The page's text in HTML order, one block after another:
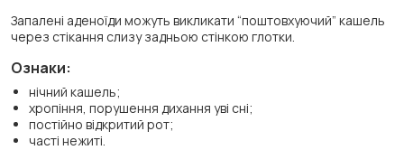
Запалені аденоїди можуть викликати “поштовхуючий” кашель
через стікання слизу задньою стінкою глотки.
Ознаки:
нічний кашель;
хропіння, порушення дихання уві сні;
постійно відкритий рот;
часті нежиті.